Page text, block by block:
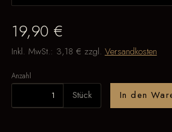
19,90 €
Inkl. MwSt.: 3,18 € zzgl. Versandkosten
Anzahl
Stück In den